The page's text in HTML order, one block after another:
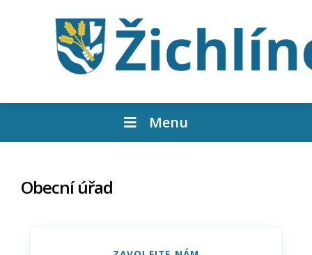
Menu
Obecní úřad